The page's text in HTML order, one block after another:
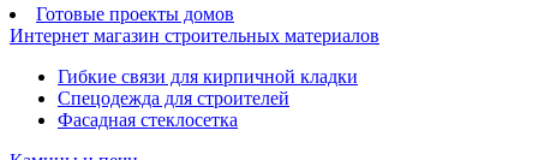
Готовые проекты домов
Интернет магазин строительных материалов
Гибкие связи для кирпичной кладки
Спецодежда для строителей
Фасадная стеклосетка